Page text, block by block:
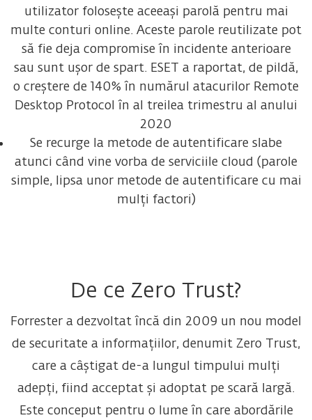
utilizator folosește aceeași parolă pentru mai
multe conturi online. Aceste parole reutilizate pot
să fie deja compromise în incidente anterioare
sau sunt ușor de spart. ESET a raportat, de pildă,
o creștere de 140% în numărul atacurilor Remote
Desktop Protocol în al treilea trimestru al anului
2020
Se recurge la metode de autentificare slabe
atunci când vine vorba de serviciile cloud (parole
simple, lipsa unor metode de autentificare cu mai
mulți factori)
De ce Zero Trust?
Forrester a dezvoltat încă din 2009 un nou model
de securitate a informațiilor, denumit Zero Trust,
care a câștigat de-a lungul timpului mulți
adepți, fiind acceptat și adoptat pe scară largă.
Este conceput pentru o lume în care abordările